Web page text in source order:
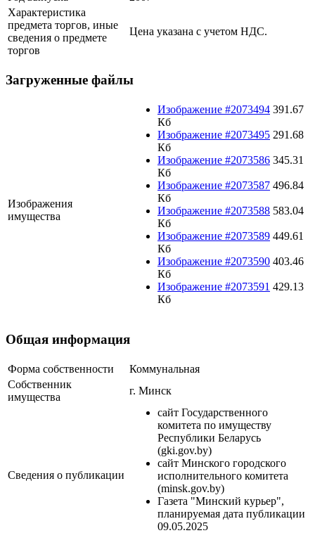
Характеристика
предмета торгов, иные
сведения о предмете
торгов
Цена указана с учетом НДС.
Загруженные файлы
Изображения
имущества
Изображение #2073494 391.67
Кб
Изображение #2073495 291.68
Кб
Изображение #2073586 345.31
Кб
Изображение #2073587 496.84
Кб
Изображение #2073588 583.04
Кб
Изображение #2073589 449.61
Кб
Изображение #2073590 403.46
Кб
Изображение #2073591 429.13
Кб
Общая информация
Форма собственности
Коммунальная
Собственник
имущества
г. Минск
Сведения о публикации
сайт Государственного
комитета по имуществу
Республики Беларусь
(gki.gov.by)
сайт Минского городского
исполнительного комитета
(minsk.gov.by)
Газета "Минский курьер",
планируемая дата публикации
09.05.2025